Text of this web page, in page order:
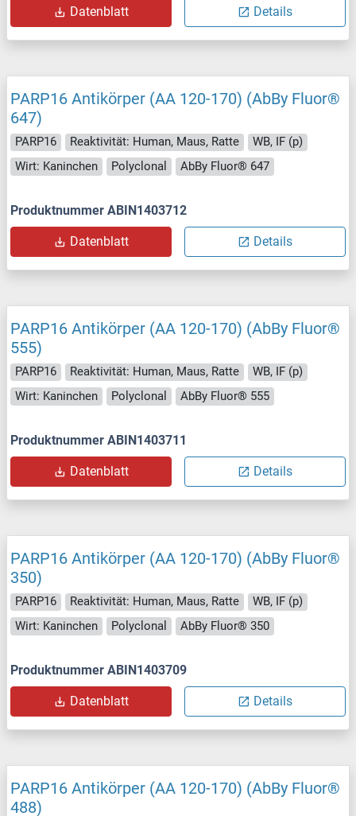
Datenblatt Details
PARP16 Antikörper (AA 120-170) (AbBy Fluor®
647)
PARP16 Reaktivität: Human, Maus, Ratte
WB, IF (p)
Wirt: Kaninchen
Polyclonal AbBy Fluor® 647
Produktnummer ABIN1403712
Datenblatt Details
PARP16 Antikörper (AA 120-170) (AbBy Fluor®
555)
PARP16 Reaktivität: Human, Maus, Ratte
WB, IF (p)
Wirt: Kaninchen
Polyclonal AbBy Fluor® 555
Produktnummer ABIN1403711
Datenblatt Details
PARP16 Antikörper (AA 120-170) (AbBy Fluor®
350)
PARP16 Reaktivität: Human, Maus, Ratte
WB, IF (p)
Wirt: Kaninchen
Polyclonal AbBy Fluor® 350
Produktnummer ABIN1403709
Datenblatt Details
PARP16 Antikörper (AA 120-170) (AbBy Fluor®
488)